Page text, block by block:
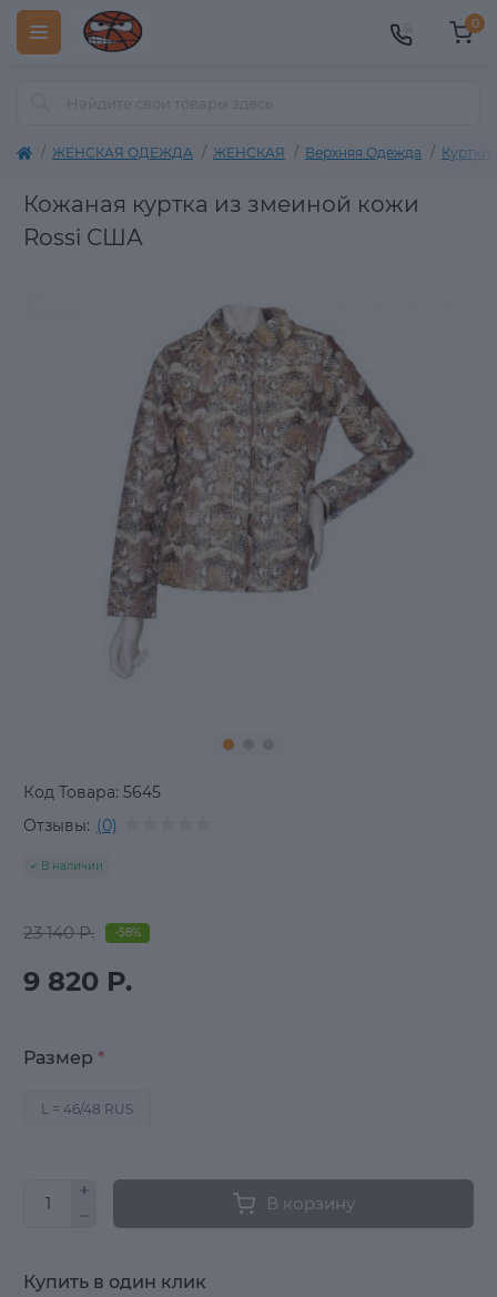
0
ЖЕНСКАЯ ОДЕЖДА ЖЕНСКАЯ Верхняя Одежда Куртки
Кожаная куртка из змеиной кожи
Rossi США
Код Товара: 5645
Отзывы: (0)
В наличии
23 140 Р. -58%
9 820 Р.
Размер *
L = 46/48 RUS
В корзину
Купить в один клик